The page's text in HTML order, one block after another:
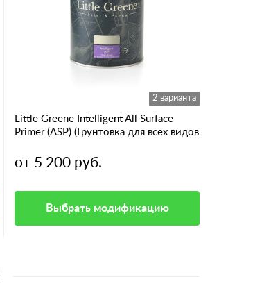
2 варианта
Little Greene Intelligent All Surface
Primer (ASP) (Грунтовка для всех видов
от 5 200 руб.
Выбрать модификацию